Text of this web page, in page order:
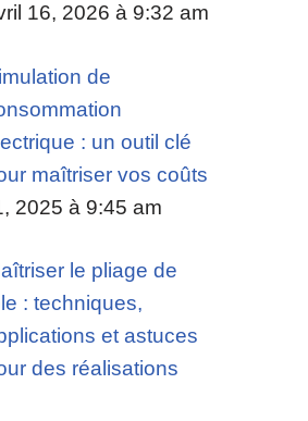
16, 2026 à 9:32 am
de
: un outil clé
maîtriser vos coûts
2025 à 9:45 am
le pliage de
: techniques,
et astuces
des réalisations